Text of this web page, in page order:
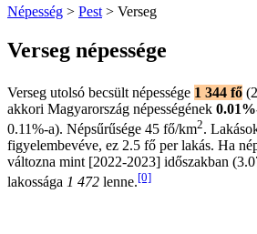
Népesség > Pest > Verseg
Verseg népessége
Verseg utolsó becsült népessége 1 344 fő
akkori Magyarország népességének
0.11%-a). Népsűrűsége 45 fő/km2.
figyelembevéve, ez 2.5 fő per lakás. Ha
változna mint [2022-2023] időszakban
lakossága 1 472 lenne.[0]